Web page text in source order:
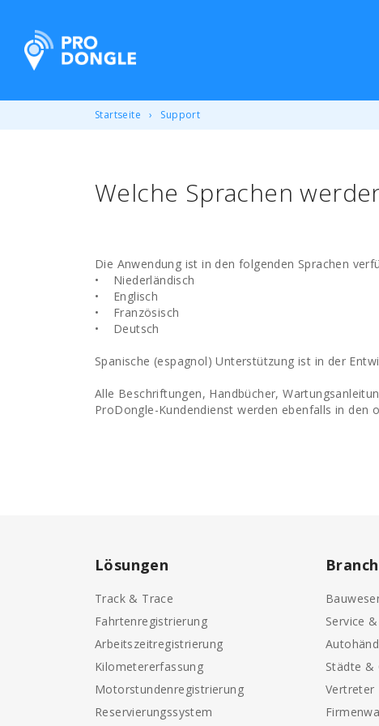
ProDongle Track & Trace
Startseite Support
Welche Sprachen
Die Anwendung ist in den folgenden Sprachen
• Niederländisch
• Englisch
• Französisch
• Deutsch
Spanische (espagnol) Unterstützung ist in der
Alle Beschriftungen, Handbücher,
ProDongle-Kundendienst werden ebenfalls in den
Lösungen
Track & Trace
Fahrtenregistrierung
Arbeitszeitregistrierung
Kilometererfassung
Motorstundenregistrierung
Reservierungssystem
Service
Städte &
Vertreter